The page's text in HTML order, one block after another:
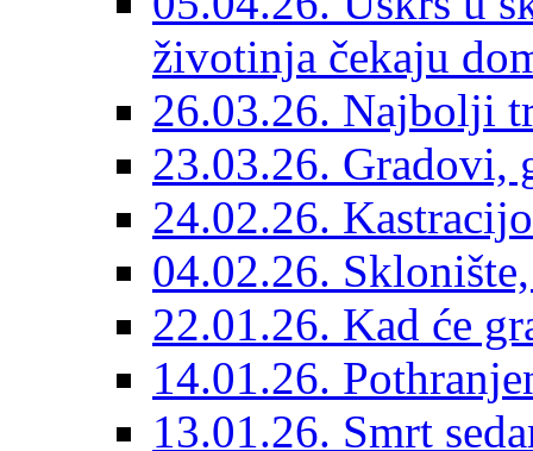
životinja čekaju
26.03.26. Najbolji
23.03.26. Gradovi,
24.02.26.
04.02.26.
22.01.26. Kad će
14.01.26.
13.01.26. Smrt